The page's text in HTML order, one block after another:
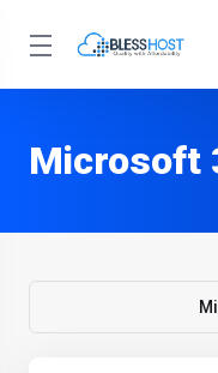
Microsoft